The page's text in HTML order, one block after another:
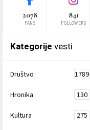
2078
FANS
841
FOLLOWERS
Kategorije vesti
Društvo 1789
Hronika 130
Kultura 275